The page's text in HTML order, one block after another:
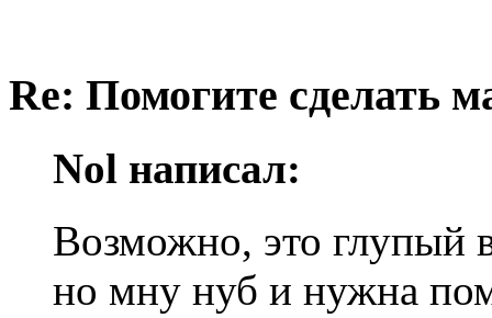
Re: Помогите сделать
Nol написал:
Возможно, это глупый
но мну нуб и нужна